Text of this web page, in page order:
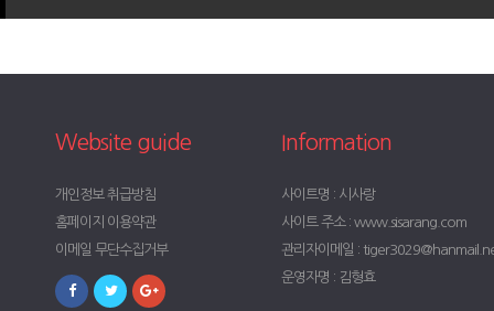
Website guide
개인정보 취급방침
홈페이지 이용약관
이메일 무단수집거부
Information
사이트명 : 시사랑
사이트 주소 : www.sisarang.com
관리자이메일 :
운영자명 : 김형효